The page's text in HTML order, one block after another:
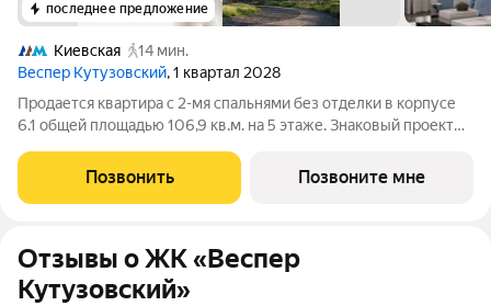
последнее предложение
Киевская
14 мин.
Веспер Кутузовский, 1 квартал 2028
Продается квартира с 2-мя спальнями без отделки в корпусе
6.1 общей площадью 106,9 кв.м. на 5 этаже. Знаковый проект
Квартал площадью 3,7 га расположен на Кутузовском
проспекте и воплощает новую
Позвонить Позвоните мне
Отзывы о ЖК «Веспер
Кутузовский»